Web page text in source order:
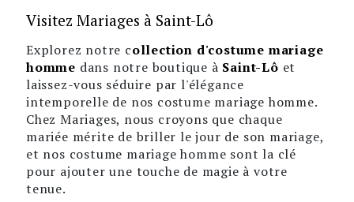
Visitez Mariages à Saint-Lô
Explorez notre collection d'costume mariage
homme dans notre boutique à Saint-Lô et
laissez-vous séduire par l'élégance
intemporelle de nos costume mariage homme.
Chez Mariages, nous croyons que chaque
mariée mérite de briller le jour de son mariage,
et nos costume mariage homme sont la clé
pour ajouter une touche de magie à votre
tenue.